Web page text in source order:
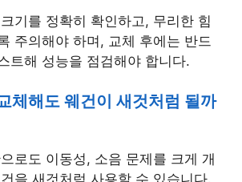
기를 정확히 확인하고, 무리한 힘
주의해야 하며, 교체 후에는 반드
트해 성능을 점검해야 합니다.
체해도 웨건이 새것처럼 될까
로도 이동성, 소음 문제를 크게 개